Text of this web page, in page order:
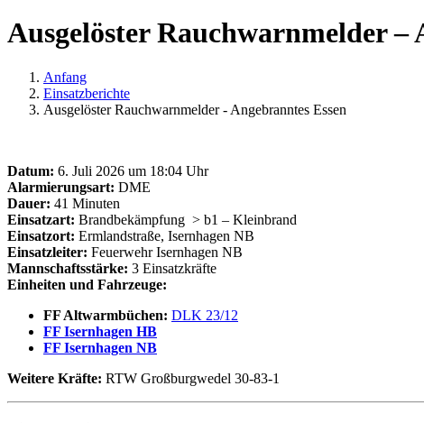
Ausgelöster Rauchwarnmelder –
Anfang
Einsatzberichte
Ausgelöster Rauchwarnmelder - Angebranntes Essen
Datum: 6. Juli 2026 um 18:04 Uhr
Alarmierungsart: DME
Dauer: 41 Minuten
Einsatzart: Brandbekämpfung > b1 – Kleinbrand
Einsatzort: Ermlandstraße, Isernhagen NB
Einsatzleiter: Feuerwehr Isernhagen NB
Mannschaftsstärke: 3 Einsatzkräfte
Einheiten und Fahrzeuge:
FF Altwarmbüchen: DLK 23/12
FF Isernhagen HB
FF Isernhagen NB
Weitere Kräfte: RTW Großburgwedel 30-83-1